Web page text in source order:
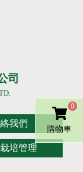
司
我們
培管理
0
購物車